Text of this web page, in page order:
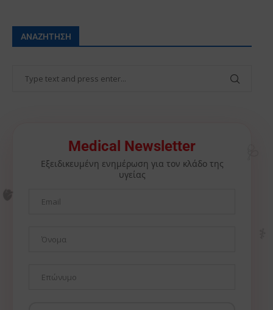
ΑΝΑΖΉΤΗΣΗ
Medical Newsletter
Εξειδικευμένη ενημέρωση για τον κλάδο της
υγείας